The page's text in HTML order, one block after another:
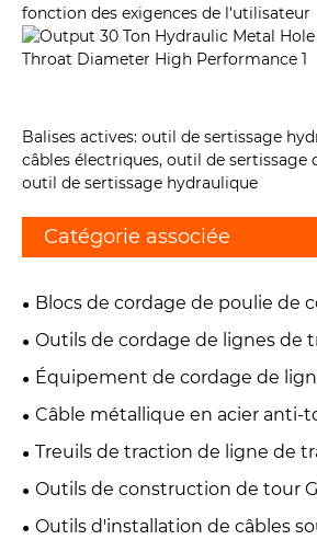
fonction des exigences de l'utilisateur
Balises actives: outil de sertissage
câbles électriques, outil de sertissage
outil de sertissage hydraulique
Catégorie associée
Blocs de cordage de poulie de
Outils de cordage de lignes de
Équipement de cordage de
Câble métallique en acier anti-
Treuils de traction de ligne de
Outils de construction de tour
Outils d'installation de câbles